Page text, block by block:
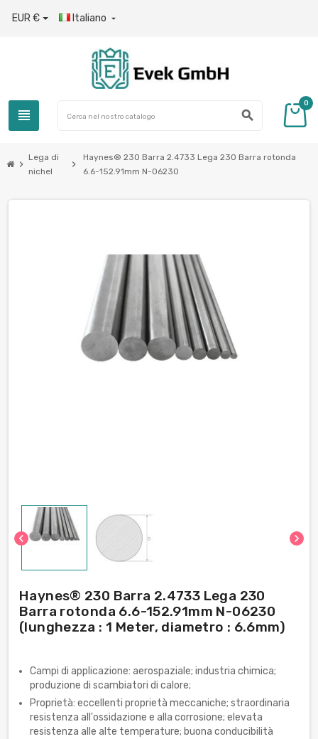
EUR € Italiano 
view_headline search
0
chevron_right
Lega di
nichel
chevron_right
Haynes® 230 Barra 2.4733 Lega 230 Barra rotonda
6.6-152.91mm N-06230
chevron_left chevron_right
Haynes® 230 Barra 2.4733 Lega 230
Barra rotonda 6.6-152.91mm N-06230
(lunghezza : 1 Meter, diametro : 6.6mm)
Campi di applicazione: aerospaziale; industria chimica;
produzione di scambiatori di calore;
Proprietà: eccellenti proprietà meccaniche; straordinaria
resistenza all'ossidazione e alla corrosione; elevata
resistenza alle alte temperature; buona conducibilità